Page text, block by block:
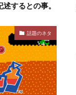
するとの事。
話題のネタ